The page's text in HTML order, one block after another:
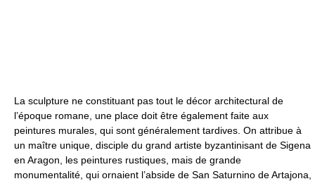
La sculpture ne constituant pas tout le décor architectural de
l’époque romane, une place doit être également faite aux
peintures murales, qui sont généralement tardives. On attribue à
un maître unique, disciple du grand artiste byzantinisant de Sigena
en Aragon, les peintures rustiques, mais de grande
monumentalité, qui ornaient l’abside de San Saturnino de Artajona,